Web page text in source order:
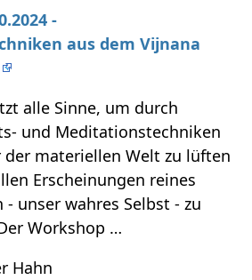
-
aus dem Vijnana
alle Sinne, um durch
und Meditationstechniken
der materiellen Welt zu lüften
Erscheinungen reines
- unser wahres Selbst - zu
Workshop …
Hahn